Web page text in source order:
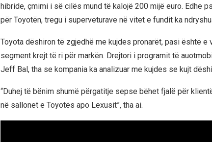
hibride, çmimi i së cilës mund të kalojë 200 mijë euro. Edhe
për Toyotën, tregu i superveturave në vitet e fundit ka
Toyota dëshiron të zgjedhë me kujdes pronarët, pasi është e
segment krejt të ri për markën. Drejtori i programit të
Jeff Bal, tha se kompania ka analizuar me kujdes se kujt
“Duhej të bënim shumë përgatitje sepse bëhet fjalë për
në sallonet e Toyotës apo Lexusit”, tha ai.